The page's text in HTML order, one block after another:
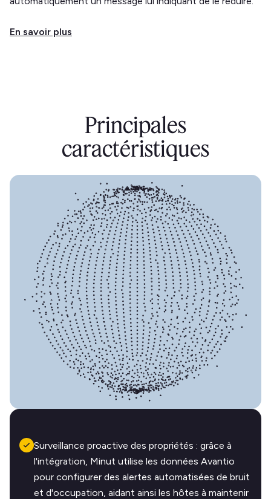
En savoir plus
Principales
caractéristiques
Surveillance proactive des propriétés : grâce à
l'intégration, Minut utilise les données Avantio
pour configurer des alertes automatisées de bruit
et d'occupation, aidant ainsi les hôtes à maintenir